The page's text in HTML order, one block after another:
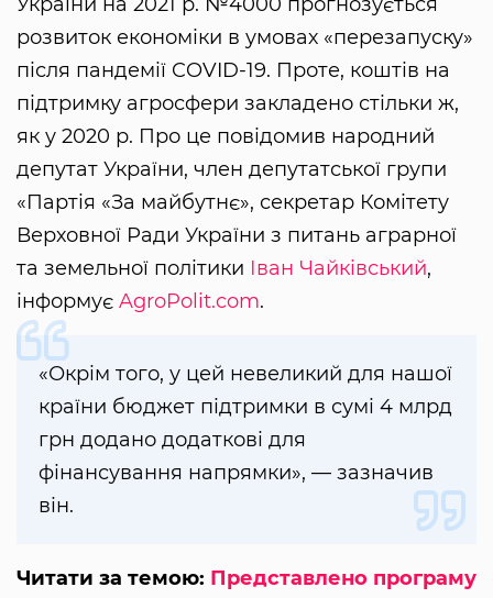
розвиток економіки в умовах «перезапуску»
після пандемії COVID-19. Проте, коштів на
підтримку агросфери закладено стільки ж,
як у 2020 р. Про це повідомив народний
депутат України, член депутатської групи
«Партія «За майбутнє», секретар Комітету
Верховної Ради України з питань аграрної
та земельної політики Іван Чайківський,
інформує AgroPolit.com.
«Окрім того, у цей невеликий для нашої
країни бюджет підтримки в сумі 4 млрд
грн додано додаткові для
фінансування напрямки», — зазначив
він.
Читати за темою: Представлено програму